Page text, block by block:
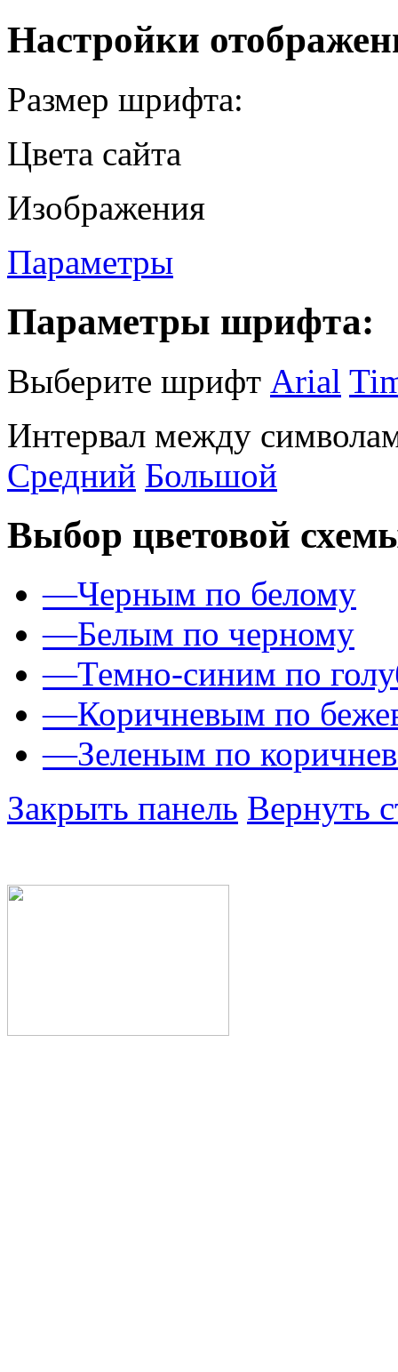
Настройки
Размер шрифта:
Цвета сайта
Изображения
Параметры
Параметры шрифта:
Выберите шрифт Arial
Интервал между
Средний Большой
Выбор цветовой
—Черным по белому
—Белым по черному
—Темно-синим по
—Коричневым по
—Зеленым по
Закрыть панель Вернуть